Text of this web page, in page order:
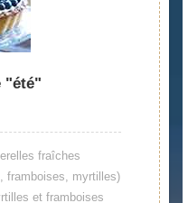
"été"
fraîches
framboises, myrtilles)
et framboises